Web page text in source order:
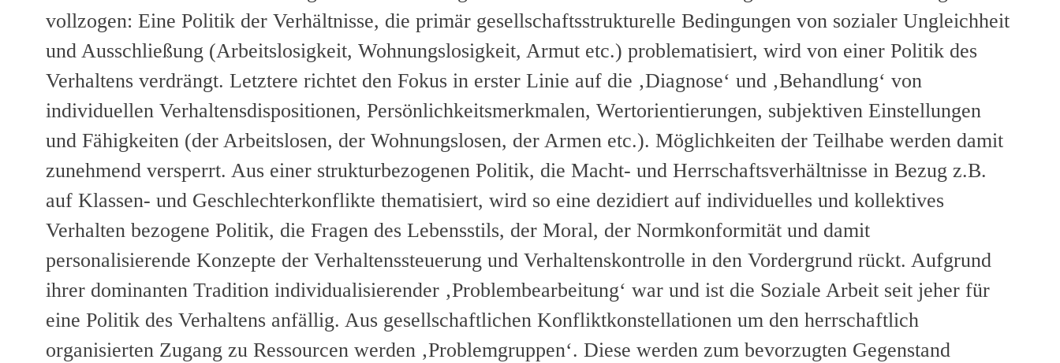
vollzogen: Eine Politik der Verhältnisse, die primär gesellschaftsstrukturelle Bedingungen von sozialer Ungleichheit
und Ausschließung (Arbeitslosigkeit, Wohnungslosigkeit, Armut etc.) problematisiert, wird von einer Politik des
Verhaltens verdrängt. Letztere richtet den Fokus in erster Linie auf die ‚Diagnose‘ und ‚Behandlung‘ von
individuellen Verhaltensdispositionen, Persönlichkeitsmerkmalen, Wertorientierungen, subjektiven Einstellungen
und Fähigkeiten (der Arbeitslosen, der Wohnungslosen, der Armen etc.). Möglichkeiten der Teilhabe werden damit
zunehmend versperrt. Aus einer strukturbezogenen Politik, die Macht- und Herrschaftsverhältnisse in Bezug z.B.
auf Klassen- und Geschlechterkonflikte thematisiert, wird so eine dezidiert auf individuelles und kollektives
Verhalten bezogene Politik, die Fragen des Lebensstils, der Moral, der Normkonformität und damit
personalisierende Konzepte der Verhaltenssteuerung und Verhaltenskontrolle in den Vordergrund rückt. Aufgrund
ihrer dominanten Tradition individualisierender ‚Problembearbeitung‘ war und ist die Soziale Arbeit seit jeher für
eine Politik des Verhaltens anfällig. Aus gesellschaftlichen Konfliktkonstellationen um den herrschaftlich
organisierten Zugang zu Ressourcen werden ‚Problemgruppen‘. Diese werden zum bevorzugten Gegenstand